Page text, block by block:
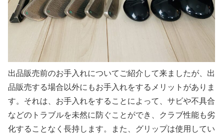
出品販売前のお手入れについてご紹介して来ましたが、出
品販売する場合以外にもお手入れをするメリットがありま
す。それは、お手入れをすることによって、サビや不具合
などのトラブルを未然に防ぐことができ、クラブ性能も劣
化することなく長持します。また、グリップは使用してい